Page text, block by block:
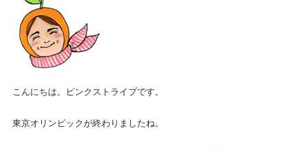
こんにちは。ピンクストライプです。
東京オリンピックが終わりましたね。